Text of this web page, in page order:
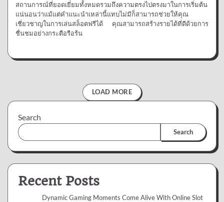
สถานการณ์ที่ยอดเยี่ยมทั้งหมดรวมถึงความตรงไปตรงมาในการเริ่มต้น
แน่นอนว่าแม้แต่คำแนะนำเหล่านี้แทบไม่มีก็สามารถช่วยให้คุณ
เชี่ยวชาญในการเล่นสล็อตฟรีได้ คุณสามารถสร้างรายได้ที่ดีด้วยการ
ชื่นชมอย่างกระตือรือร้น
LOAD MORE
Search
Search
Recent Posts
Dynamic Gaming Moments Come Alive With Online Slot